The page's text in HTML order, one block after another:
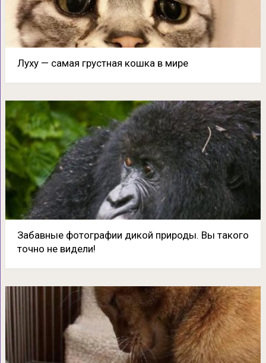
Луху — самая грустная кошка в мире
Забавные фотографии дикой природы. Вы такого
точно не видели!